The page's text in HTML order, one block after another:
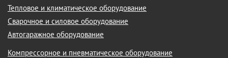
Тепловое и климатическое оборудование
Сварочное и силовое оборудование
Автогаражное оборудование
Компрессорное и пневматическое оборудование